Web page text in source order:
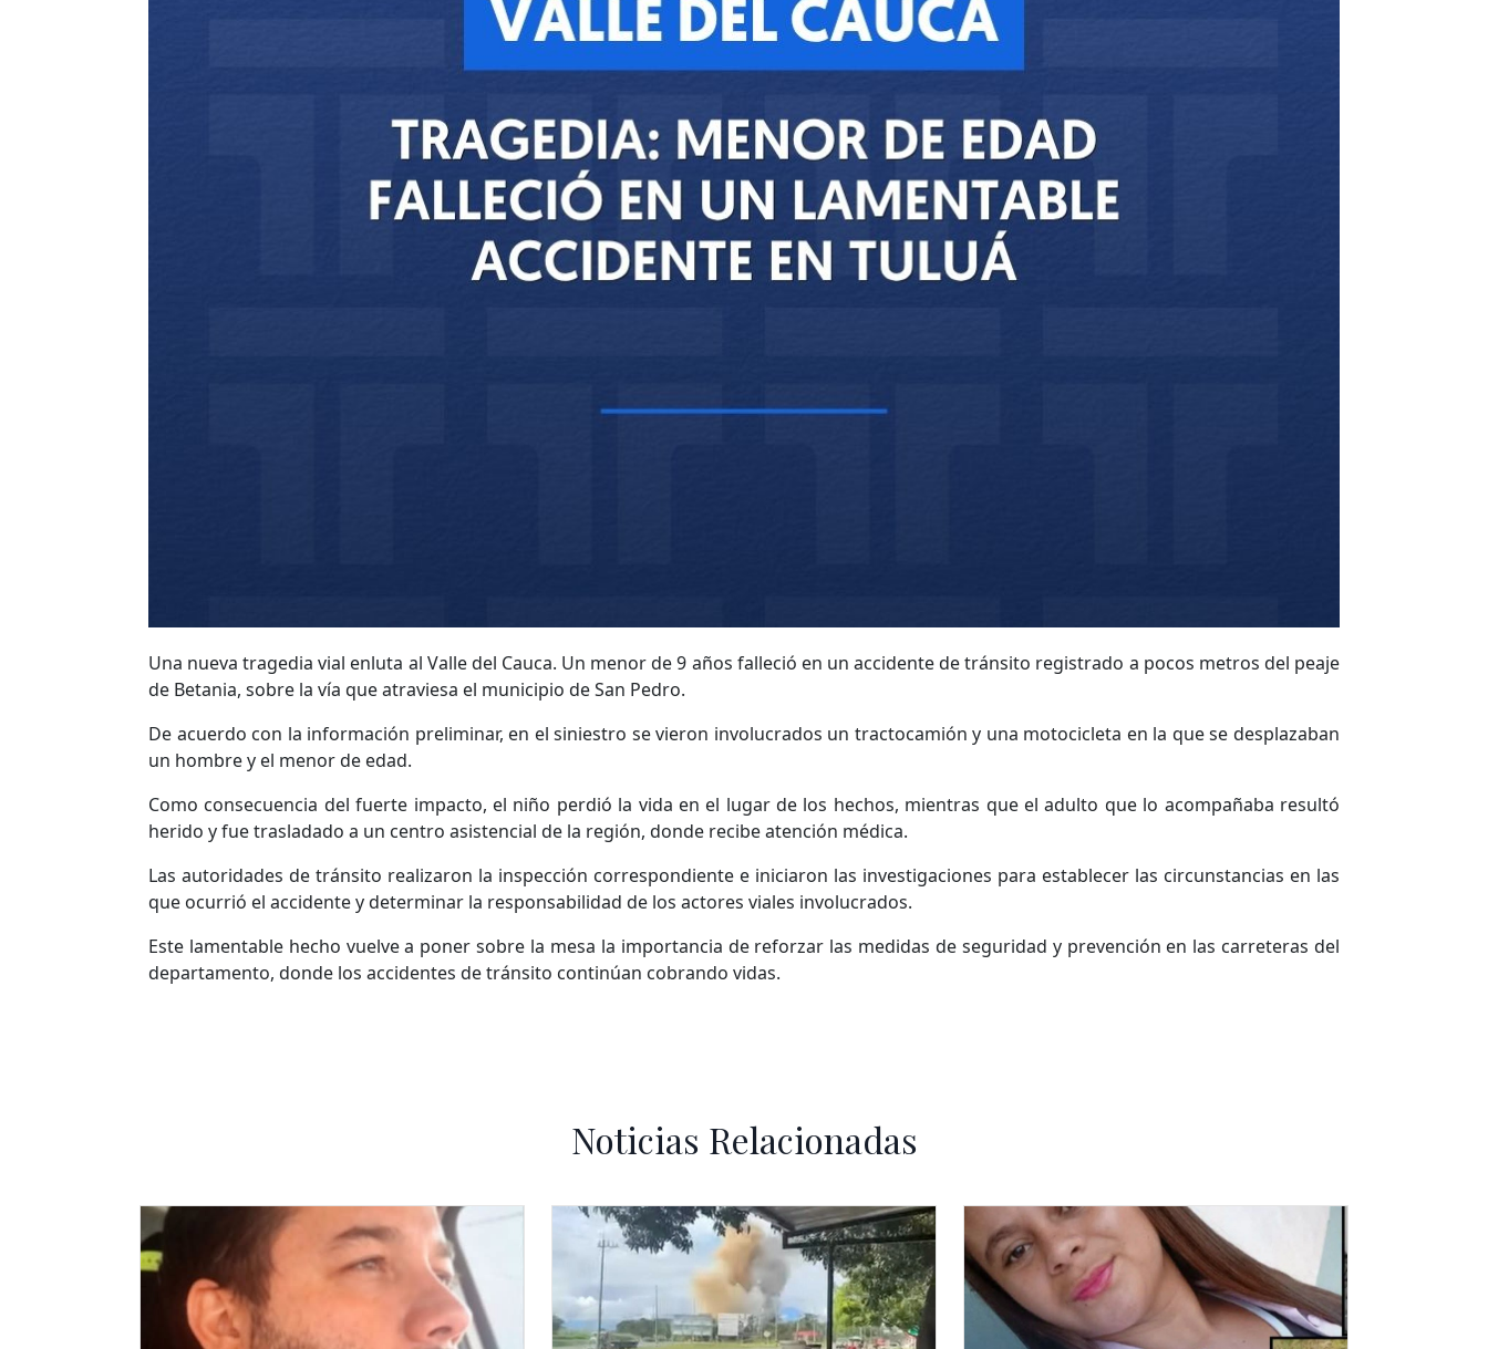
Una nueva tragedia vial enluta al Valle del Cauca. Un menor de 9 años falleció en un accidente de tránsito registrado a pocos metros del peaje
de Betania, sobre la vía que atraviesa el municipio de San Pedro.
De acuerdo con la información preliminar, en el siniestro se vieron involucrados un tractocamión y una motocicleta en la que se desplazaban
un hombre y el menor de edad.
Como consecuencia del fuerte impacto, el niño perdió la vida en el lugar de los hechos, mientras que el adulto que lo acompañaba resultó
herido y fue trasladado a un centro asistencial de la región, donde recibe atención médica.
Las autoridades de tránsito realizaron la inspección correspondiente e iniciaron las investigaciones para establecer las circunstancias en las
que ocurrió el accidente y determinar la responsabilidad de los actores viales involucrados.
Este lamentable hecho vuelve a poner sobre la mesa la importancia de reforzar las medidas de seguridad y prevención en las carreteras del
departamento, donde los accidentes de tránsito continúan cobrando vidas.
Noticias Relacionadas